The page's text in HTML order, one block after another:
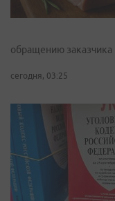
обращению заказчика
сегодня, 03:25